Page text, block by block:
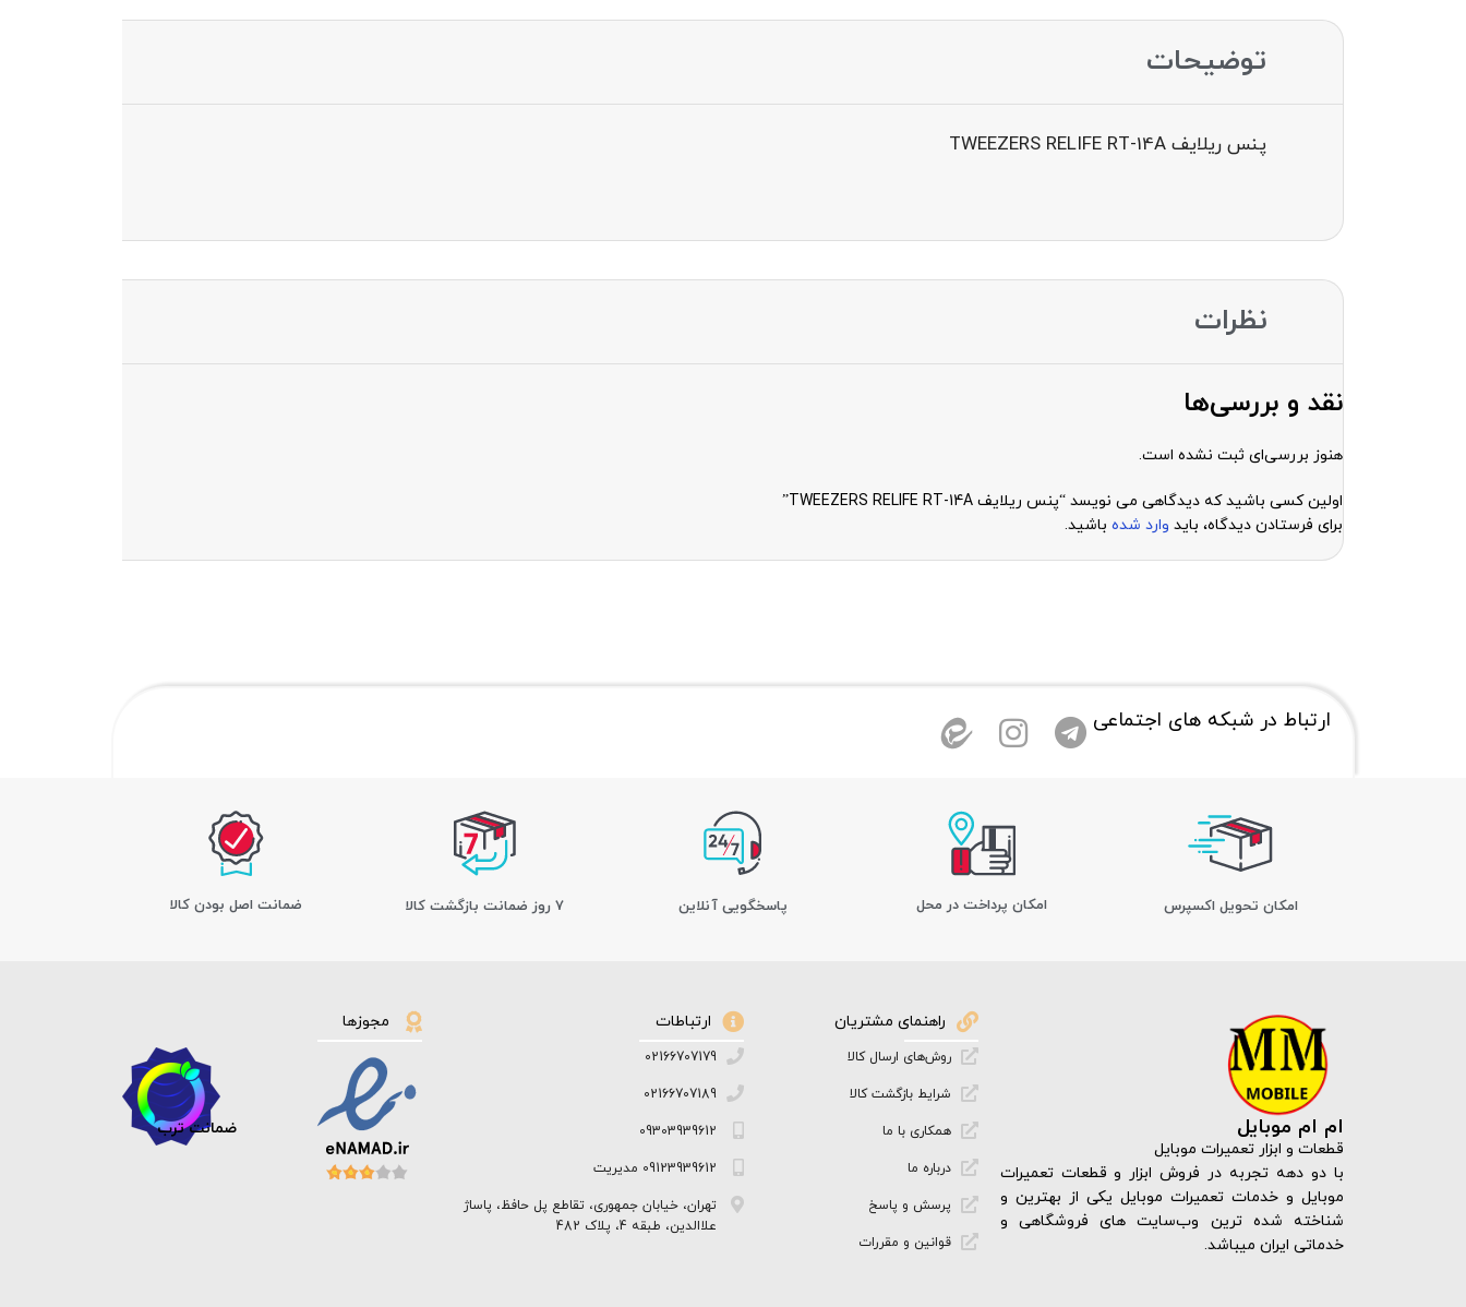
توضیحات
پنس ریلایف TWEEZERS RELIFE RT-14A
نظرات
نقد و بررسی‌ها
هنوز بررسی‌ای ثبت نشده است.
اولین کسی باشید که دیدگاهی می نویسد “پنس ریلایف TWEEZERS RELIFE RT-14A”
برای فرستادن دیدگاه، باید وارد شده باشید.
ارتباط در شبکه های اجتماعی
اﻣﮑﺎن ﺗﺤﻮﯾﻞ اﮐﺴﭙﺮس امکان پرداخت در محل پاسخگویی آنلاین 7 روز ضمانت بازگشت کالا ﺿﻤﺎﻧﺖ اﺻﻞ ﺑﻮدن ﮐﺎﻟﺎ
ام ام موبایل
قطعات و ابزار تعمیرات موبایل
با دو دهه تجربه در فروش ابزار و قطعات تعمیرات
موبایل و خدمات تعمیرات موبایل یکی از بهترین و
شناخته شده ترین وب‌سایت های فروشگاهی و
خدماتی ایران میباشد.
راهنمای مشتریان
روش‌های ارسال کالا
شرایط بازگشت کالا
همکاری با ما
درباره ما
پرسش و پاسخ
قوانین و مقررات
ارتباطات
02166707179
02166707189
09303939612
09123939612 مدیریت
تهران، خیابان جمهوری، تقاطع پل حافظ، پاساژ
علاالدین، طبقه 4، پلاک 482
مجوزها
ضمانت ترب